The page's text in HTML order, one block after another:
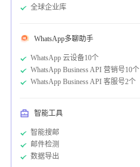
全球企业库
WhatsApp多聊助手
WhatsApp 云设备10个
WhatsApp Business API 营销号10个
WhatsApp Business API 客服号2个
智能工具
智能搜邮
邮件检测
数据导出